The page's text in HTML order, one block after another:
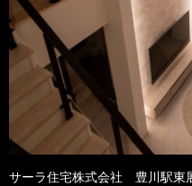
サーラ住宅株式会社 豊川駅東